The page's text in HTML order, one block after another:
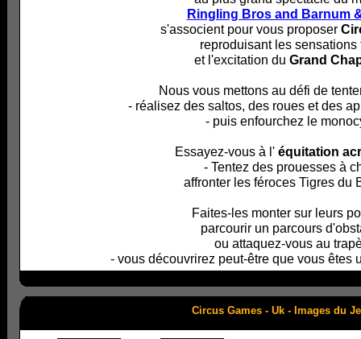
Ringling Bros and Barnum
s'associent pour vous proposer
reproduisant les sensations
et l'excitation du Grand
Nous vous mettons au défi de
- réalisez des saltos, des roues et des
- puis enfourchez le
Essayez-vous à l' équitation
- Tentez des prouesses à
affronter les féroces Tigres du
Faites-les monter sur leurs
parcourir un parcours
ou attaquez-vous au
- vous découvrirez peut-être que vous êtes
Circus Games - Uk - Images du